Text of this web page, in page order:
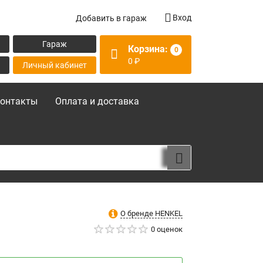
Добавить в гараж Вход
Гараж
Личный кабинет
Корзина: 0
0 ₽
Оплата и доставка
О бренде HENKEL
0 оценок